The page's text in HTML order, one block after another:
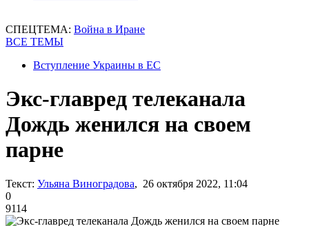
СПЕЦТЕМА: Война в Иране
ВСЕ ТЕМЫ
Вступление Украины в ЕС
Экс-главред телеканала
Дождь женился на своем
парне
Текст: Ульяна Виноградова, 26 октября 2022, 11:04
0
9114